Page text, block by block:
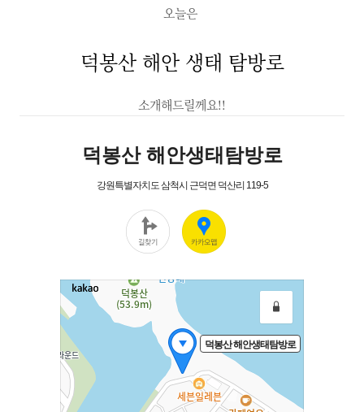
오늘은
덕봉산 해안 생태 탐방로
소개해드릴께요!!